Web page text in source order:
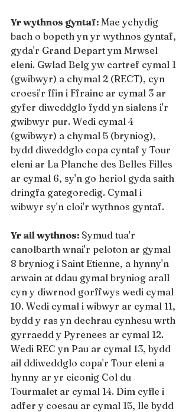
Yr wythnos gyntaf: Mae ychydig
bach o bopeth yn yr wythnos gyntaf,
gyda'r Grand Depart ym Mrwsel
eleni. Gwlad Belg yw cartref cymal 1
(gwibwyr) a chymal 2 (RECT), cyn
croesi'r ffin i Ffrainc ar cymal 3 ar
gyfer diweddglo fydd yn sialens i'r
gwibwyr pur. Wedi cymal 4
(gwibwyr) a chymal 5 (bryniog),
bydd diweddglo copa cyntaf y Tour
eleni ar La Planche des Belles Filles
ar cymal 6, sy'n go heriol gyda saith
dringfa gategoredig. Cymal i
wibwyr sy'n cloi'r wythnos gyntaf.
Yr ail wythnos: Symud tua'r
canolbarth wnai'r peloton ar gymal
8 bryniog i Saint Etienne, a hynny'n
arwain at ddau gymal bryniog arall
cyn y diwrnod gorffwys wedi cymal
10. Wedi cymal i wibwyr ar cymal 11,
bydd y ras yn dechrau cynhesu wrth
gyrraedd y Pyrenees ar cymal 12.
Wedi REC yn Pau ar cymal 13, bydd
ail ddiweddglo copa'r Tour eleni a
hynny ar yr eiconig Col du
Tourmalet ar cymal 14. Dim cyfle i
adfer y coesau ar cymal 15, lle bydd